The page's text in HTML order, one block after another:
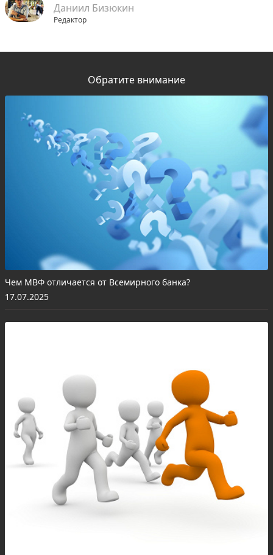
Даниил Бизюкин
Редактор
Обратите внимание
Чем МВФ отличается от Всемирного банка?
17.07.2025